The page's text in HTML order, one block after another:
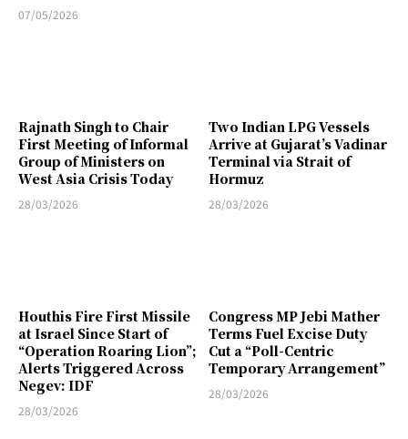
07/05/2026
Rajnath Singh to Chair
First Meeting of Informal
Group of Ministers on
West Asia Crisis Today
28/03/2026
Two Indian LPG Vessels
Arrive at Gujarat’s Vadinar
Terminal via Strait of
Hormuz
28/03/2026
Houthis Fire First Missile
at Israel Since Start of
“Operation Roaring Lion”;
Alerts Triggered Across
Negev: IDF
28/03/2026
Congress MP Jebi Mather
Terms Fuel Excise Duty
Cut a “Poll-Centric
Temporary Arrangement”
28/03/2026